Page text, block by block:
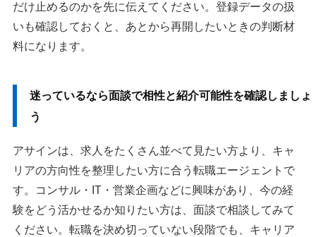
だけ止めるのかを先に伝えてください。登録データの扱
いも確認しておくと、あとから再開したいときの判断材
料になります。
迷っているなら面談で相性と紹介可能性を確認しましょ
う
アサインは、求人をたくさん並べて見たい方より、キャ
リアの方向性を整理したい方に合う転職エージェントで
す。コンサル・IT・営業企画などに興味があり、今の経
験をどう活かせるか知りたい方は、面談で相談してみて
ください。転職を決め切っていない段階でも、キャリア